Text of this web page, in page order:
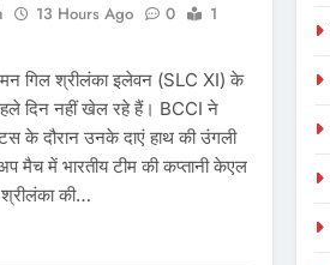
13 Hours Ago 0
1
गिल श्रीलंका इलेवन (SLC XI) के
दिन नहीं खेल रहे हैं। BCCI ने
के दौरान उनके दाएं हाथ की उंगली
मैच में भारतीय टीम की कप्तानी केएल
की…